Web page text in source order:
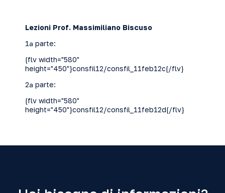
Lezioni Prof. Massimiliano Biscuso
1ª parte:
{flv width="580"
height="450"}consfil12/consfil_11feb12c{/flv}
2ª parte:
{flv width="580"
height="450"}consfil12/consfil_11feb12d{/flv}